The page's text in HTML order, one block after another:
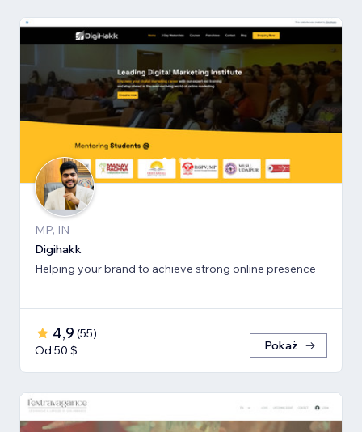
MP, IN
Digihakk
Helping your brand to achieve strong online presence
4,9 (55)
Od 50 $
Pokaż